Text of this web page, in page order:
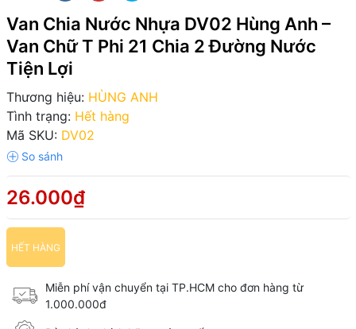
Van Chia Nước Nhựa DV02 Hùng Anh –
Van Chữ T Phi 21 Chia 2 Đường Nước
Tiện Lợi
Thương hiệu: HÙNG ANH
Tình trạng: Hết hàng
Mã SKU: DV02
26.000₫
HẾT HÀNG
Miễn phí vận chuyển tại TP.HCM cho đơn hàng từ
1.000.000đ